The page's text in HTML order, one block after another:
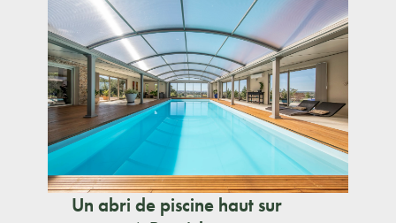
Un abri de piscine haut sur